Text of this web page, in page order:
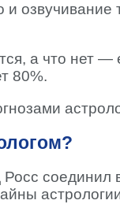
а что нет
80%.
соединил